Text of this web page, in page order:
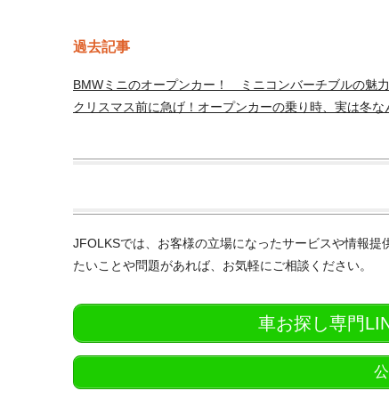
過去記事
BMWミニのオープンカー！ ミニコンバーチブルの魅
クリスマス前に急げ！オープンカーの乗り時、実は冬な
JFOLKSでは、お客様の立場になったサービスや情報
たいことや問題があれば、お気軽にご相談ください。
車お探し専門